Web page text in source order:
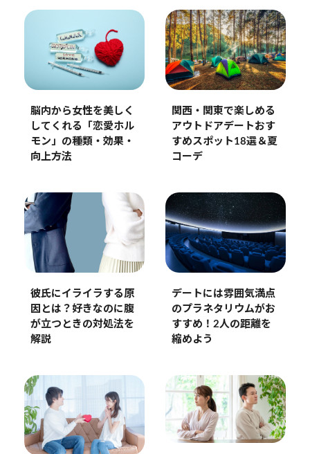
脳内から女性を美しく
してくれる「恋愛ホル
モン」の種類・効果・
向上方法
関西・関東で楽しめる
アウトドアデートおす
すめスポット18選＆夏
コーデ
彼氏にイライラする原
因とは？好きなのに腹
が立つときの対処法を
解説
デートには雰囲気満点
のプラネタリウムがお
すすめ！2人の距離を
縮めよう